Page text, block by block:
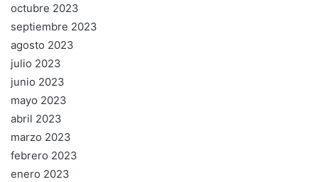
octubre 2023
septiembre 2023
agosto 2023
julio 2023
junio 2023
mayo 2023
abril 2023
marzo 2023
febrero 2023
enero 2023